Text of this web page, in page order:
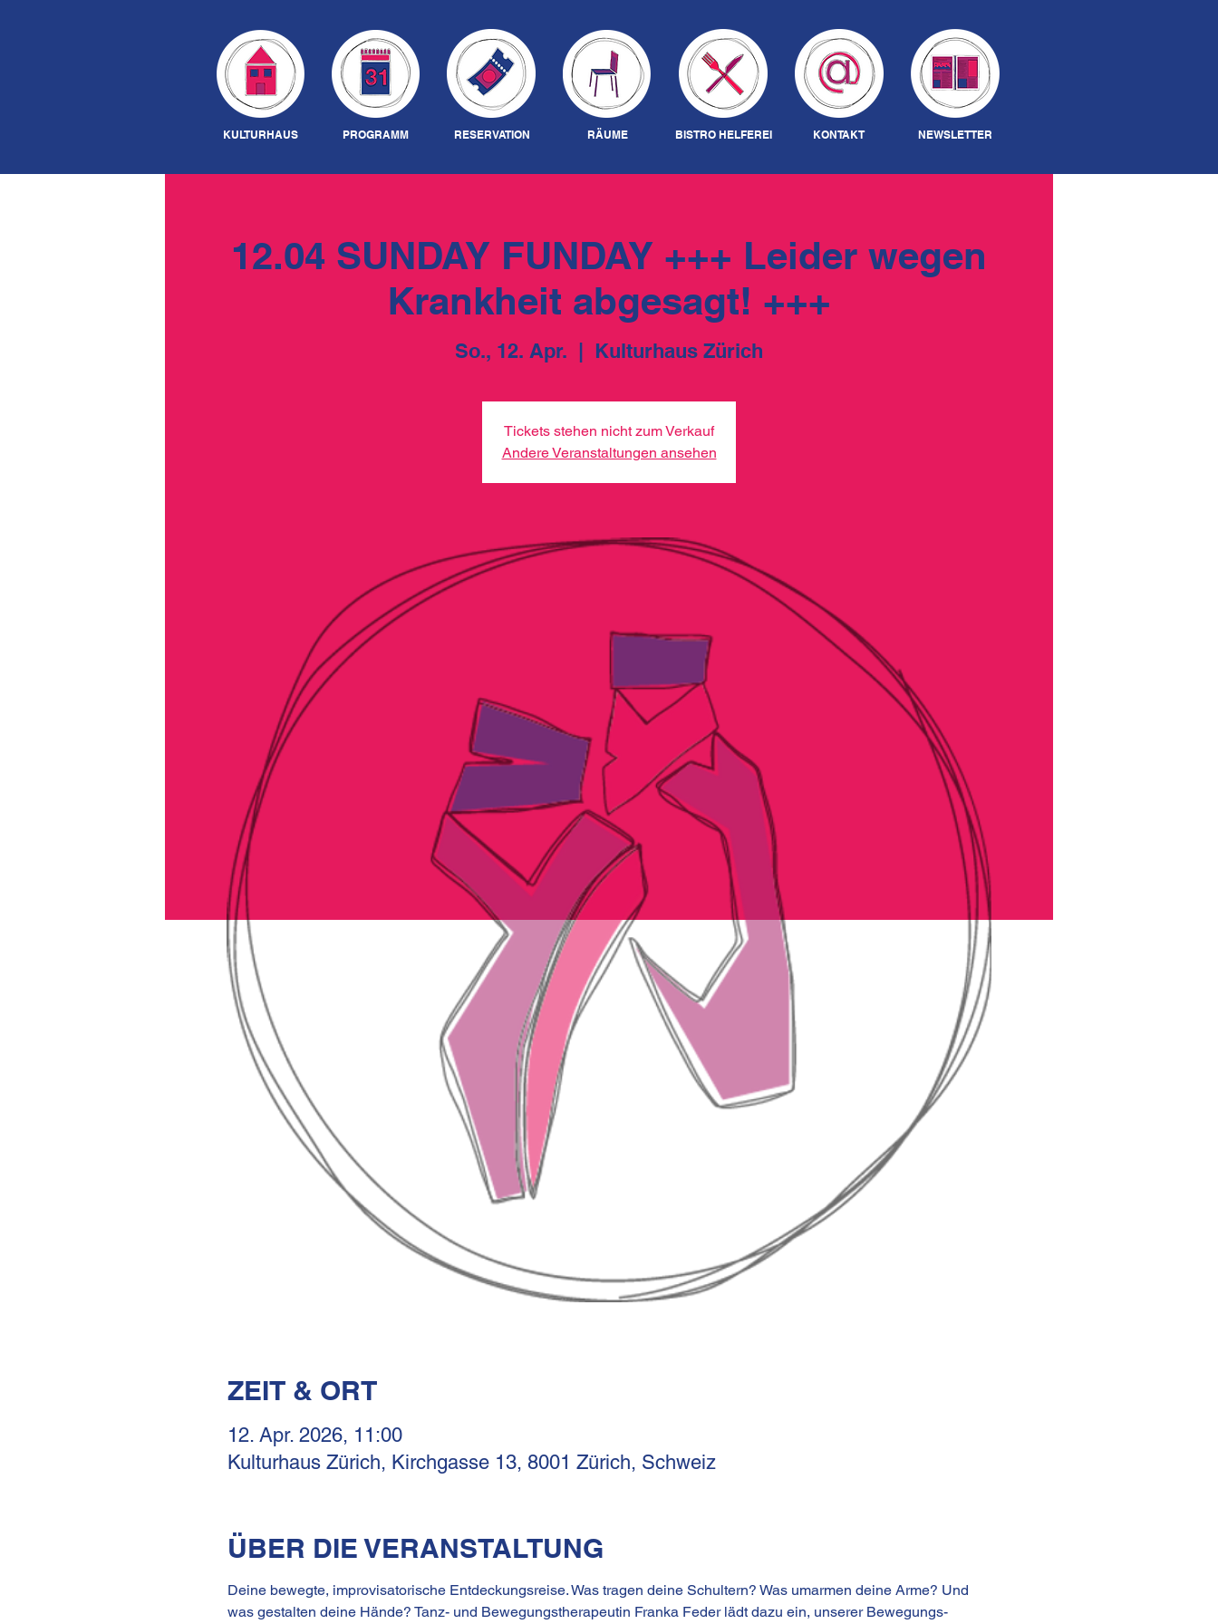
12.04 SUNDAY FUNDAY +++ Leider wegen
Krankheit abgesagt! +++
So., 12. Apr.
  |
Kulturhaus Zürich
Tickets stehen nicht zum Verkauf
Andere Veranstaltungen ansehen
ZEIT & ORT
12. Apr. 2026, 11:00
Kulturhaus Zürich, Kirchgasse 13, 8001 Zürich, Schweiz
ÜBER DIE VERANSTALTUNG
Deine bewegte, improvisatorische Entdeckungsreise. Was tragen deine Schultern? Was umarmen deine Arme? Und
was gestalten deine Hände? Tanz- und Bewegungstherapeutin Franka Feder lädt dazu ein, unserer Bewegungs-
KULTURHAUS PROGRAMM RESERVATION RÄUME BISTRO HELFEREI KONTAKT NEWSLETTER